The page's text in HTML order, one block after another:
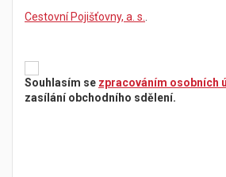
Cestovní Pojišťovny, a. s.
Souhlasím se zpracováním osobních
zasílání obchodního sdělení.